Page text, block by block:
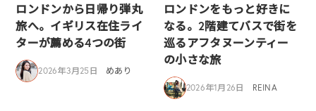
ロンドンから日帰り弾丸
旅へ。イギリス在住ライ
ターが薦める4つの街
2026年3月25日 めあり
ロンドンをもっと好きに
なる。2階建てバスで街を
巡るアフタヌーンティー
の小さな旅
2026年1月26日 REINA